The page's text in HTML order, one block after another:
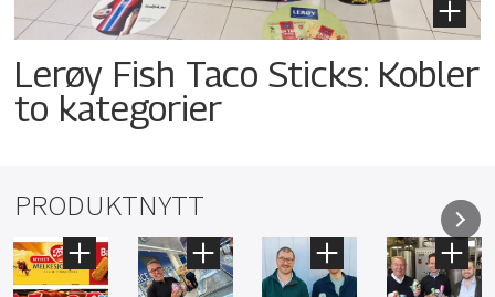
Lerøy Fish Taco Sticks: Kobler
to kategorier
PRODUKTNYTT